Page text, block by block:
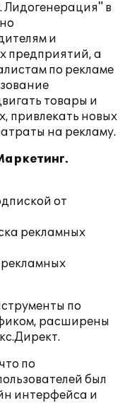
в
и
предприятий, а
по рекламе
товары и
привлекать новых
на рекламу.
от
рекламных
по
расширены
по
был
интерфейса и